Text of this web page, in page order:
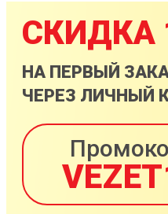
СКИДКА
НА ПЕРВЫЙ
ЧЕРЕЗ ЛИЧНЫЙ